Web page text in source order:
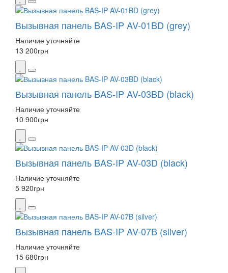
Вызывная панель BAS-IP AV-01BD (grey)
Наличие уточняйте
13 200грн
Вызывная панель BAS-IP AV-03BD (black)
Наличие уточняйте
10 900грн
Вызывная панель BAS-IP AV-03D (black)
Наличие уточняйте
5 920грн
Вызывная панель BAS-IP AV-07B (silver)
Наличие уточняйте
15 680грн